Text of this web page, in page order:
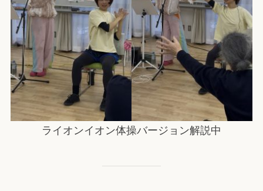
ライオンイオン体操バージョン解説中